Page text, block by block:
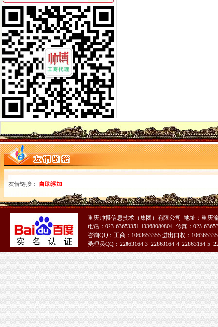
重庆海关缉局
求重庆海关查询电话7月海淘的奶,8月_美国海淘|日本海淘|澳大利亚
重庆海关驻涪陵办事处-搜百科
重庆市-重庆海关驻涪陵办事处-地图,公交,地址,电话
重庆海关便携式多功能一体机采购项目结果公告
重庆海关对面点评,海关对面地址_电话_人均消费,重庆餐厅-蚂蜂窝
重庆海关迁至渝北松石支路_新闻中心_新浪网
重庆海关对面点评,海关对面地址_电话_人均消费,重庆餐厅-蚂蜂窝
重庆海关开通“通关110”
重庆海关次发布外贸企业＂红榜＂-地方商务之窗
重庆海关招待所
今年上半年重庆海关ECFA货物通关西部第一-中新网
【重庆海关2016暂缓拟录用人名单】-环球网校
今年上半年重庆海关ECFA货物通关西部第一_网易新闻
今年上半年重庆海关ECFA货物通关西部第一-搜狐新闻
重庆海关2009年征税逾42亿创历史新高_新闻_腾讯网
重庆海关新办公大楼怎么去_搜问问
重庆海关
有没有重庆海关的！有没有人收过这种短信我要哭了
重庆海关
重庆海关：国外寄回的包裹[]-报关员海关公告--育路报关员网
重庆海关关于2008年重庆海关驻涪陵办事处公开选调公务员面试公告
重庆海关电话
今年上半年重庆海关ECFA货物通关西部第一-中新网
2015国考重庆海关暂缓录用公示-公务员复习辅导-文都网校
重庆海关
重庆海关电话,重庆海关电话多少_图吧电话查询
重庆海关>重庆海关
【重庆海关缉局】重庆海关缉局电话,重庆海关缉局地址_图吧
重庆海关联系电话、联系地址-全关通信息网
友情链接： 自助添加
重庆帅博信息技术（集团）有限公司 地址：重庆
电话：023-63653351 13368080804 传真：023-
咨询QQ：工商：1063653355 进出口权：
受理员QQ：22863164-3 22863164-4 22863164-5